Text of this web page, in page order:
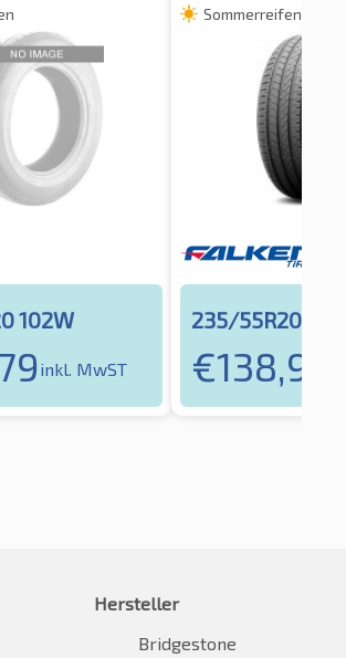
102W
inkl. MwST
Sommerreifen
235/55R20
€138,95
Hersteller
Bridgestone